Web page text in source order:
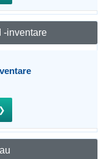
-inventare